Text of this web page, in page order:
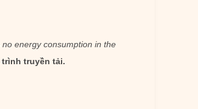
energy consumption in the
truyền tải.